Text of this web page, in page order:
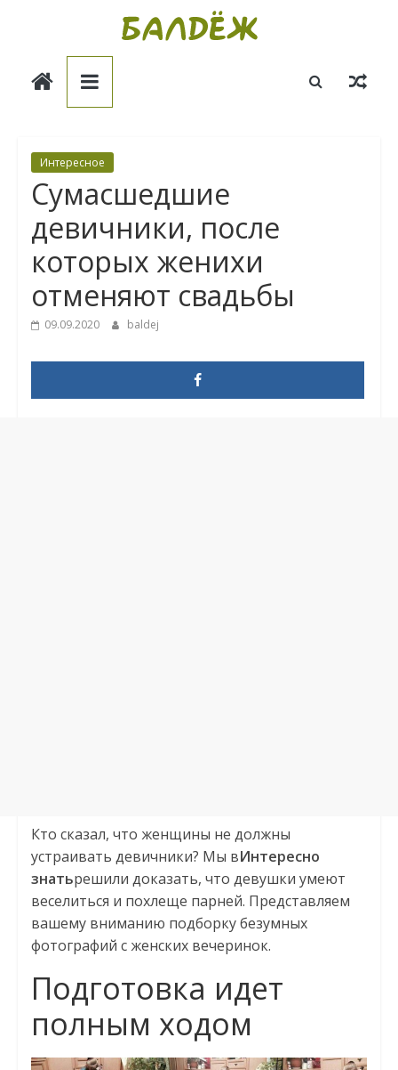
Балдёж
Интересное
Сумасшедшие
девичники, после
которых женихи
отменяют свадьбы
09.09.2020 baldej
Кто сказал, что женщины не должны
устраивать девичники? Мы вИнтересно
знатьрешили доказать, что девушки умеют
веселиться и похлеще парней. Представляем
вашему вниманию подборку безумных
фотографий с женских вечеринок.
Подготовка идет
полным ходом